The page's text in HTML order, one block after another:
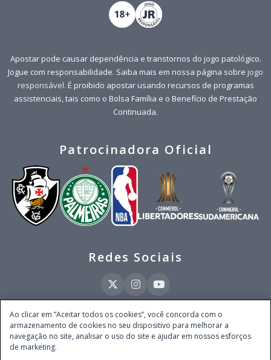
Apostar pode causar dependência e transtornos do jogo patológico.
Jogue com responsabilidade. Saiba mais em nossa página sobre jogo
responsável. É proibido apostar usando recursos de programas
assistenciais, tais como o Bolsa Família e o Benefício de Prestação
Continuada.
Patrocinadora Oficial
Redes Sociais
Este site é operado pela Ventmear Brasil LTDA (CNPJ 52.868.380/0001-84), com
endereço na Avenida Brigadeiro Faria Lima, nº 4.055, 3º andar, Itaim Bibi, no
Município de São Paulo, Estado de São Paulo, CEP 04538-133, Brasil - empresa
Ao clicar em “Aceitar todos os cookies”, você concorda com o
armazenamento de cookies no seu dispositivo para melhorar a
navegação no site, analisar o uso do site e ajudar em nossos esforços
de marketing.